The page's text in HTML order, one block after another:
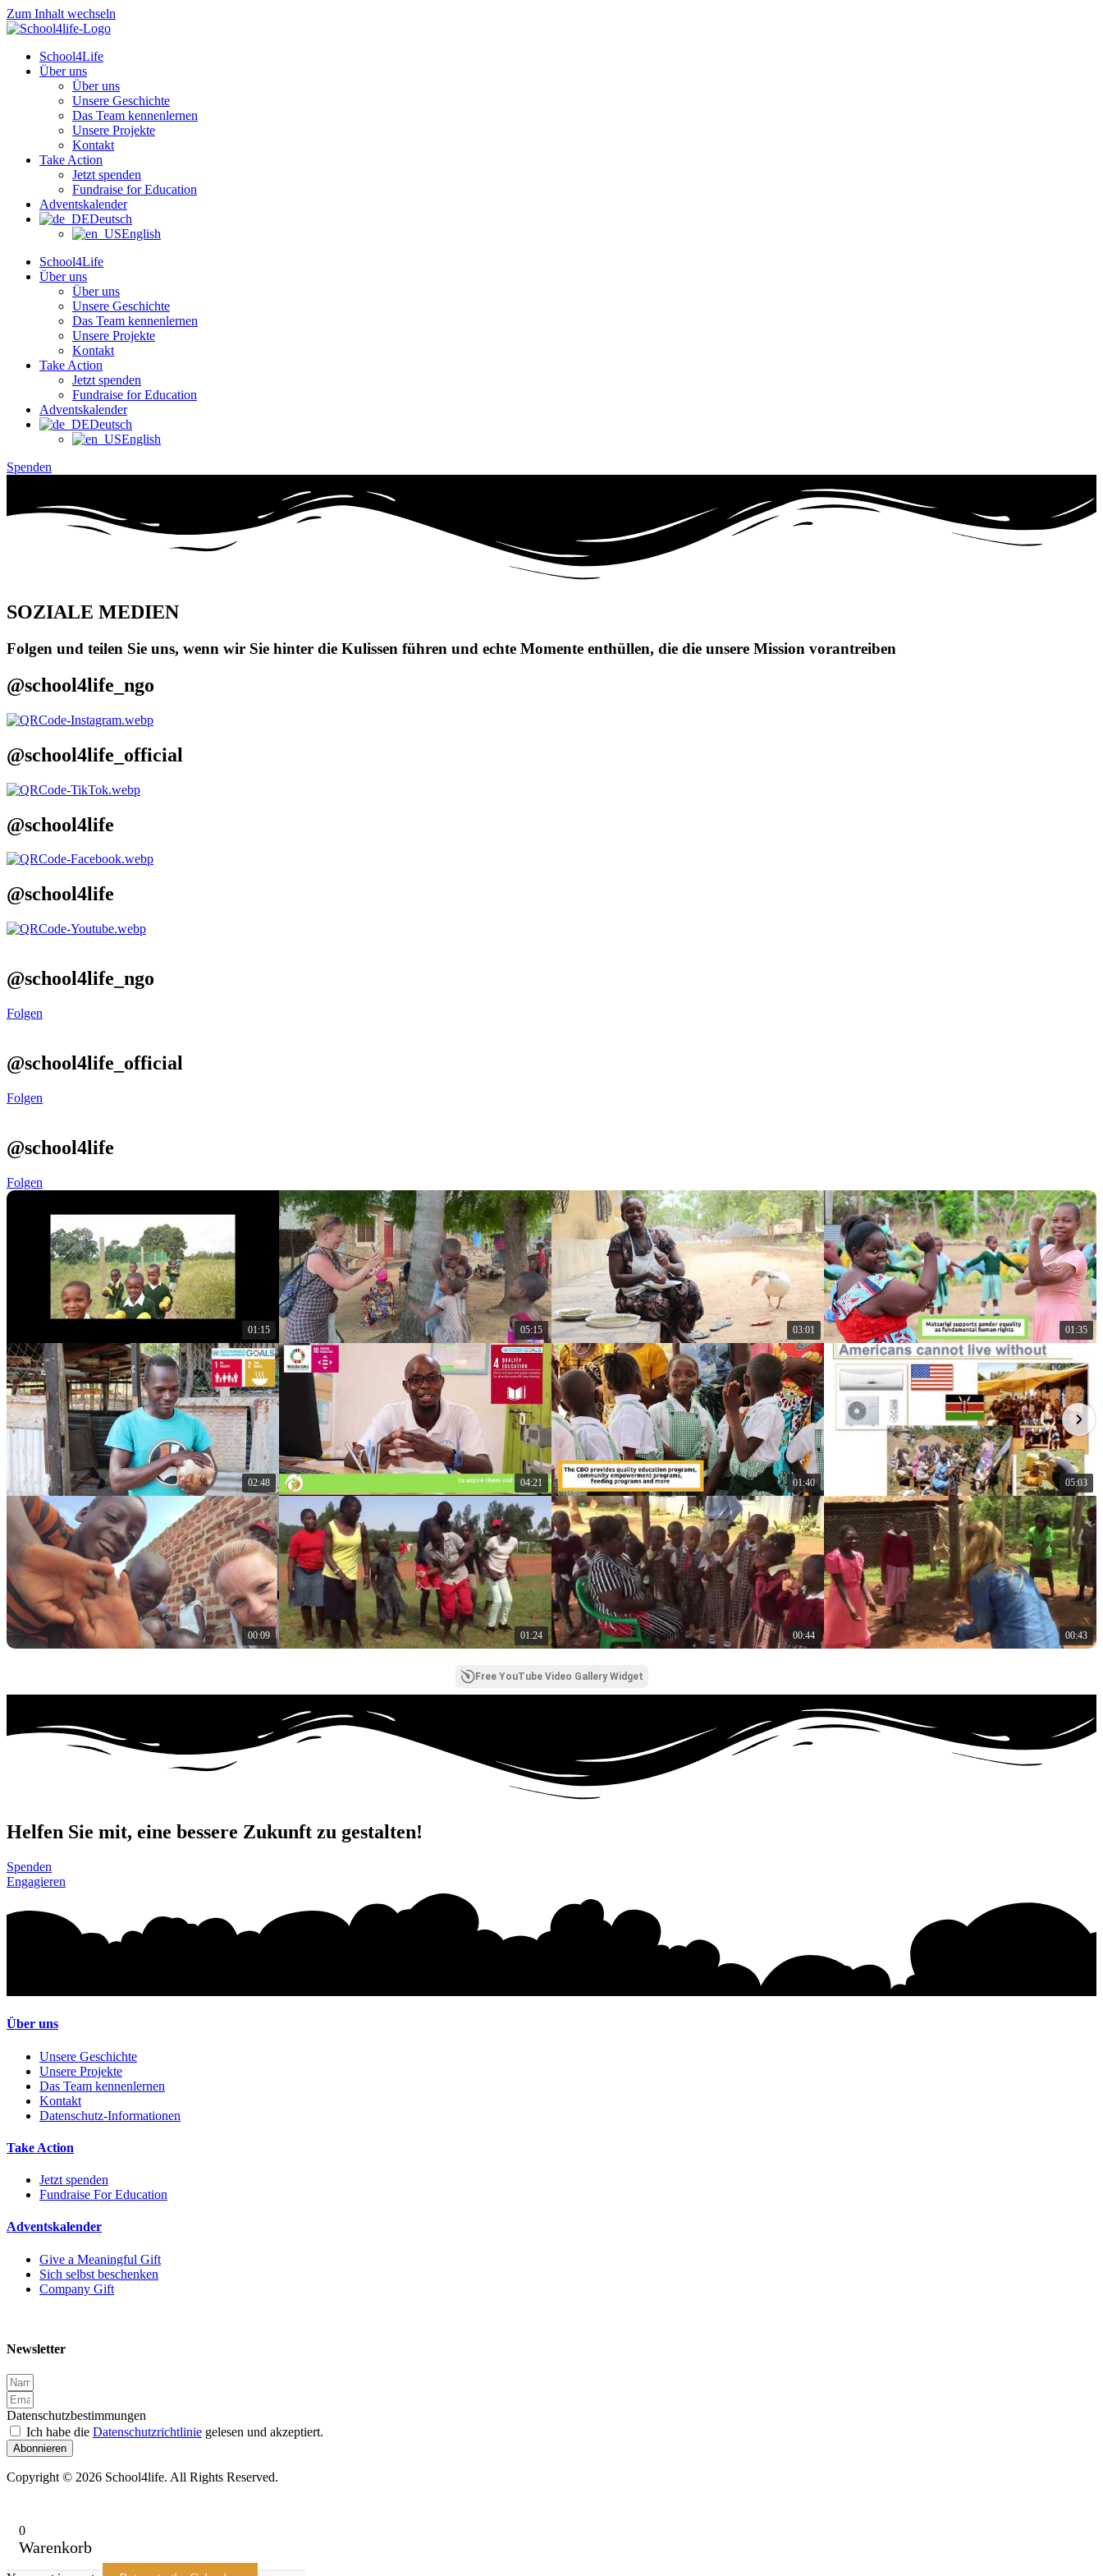
Zum Inhalt wechseln
School4Life
Über uns
Über uns
Unsere Geschichte
Das Team kennenlernen
Unsere Projekte
Kontakt
Take Action
Jetzt spenden
Fundraise for Education
Adventskalender
Deutsch
English
School4Life
Über uns
Über uns
Unsere Geschichte
Das Team kennenlernen
Unsere Projekte
Kontakt
Take Action
Jetzt spenden
Fundraise for Education
Adventskalender
Deutsch
English
Spenden
SOZIALE MEDIEN
Folgen und teilen Sie uns, wenn wir Sie hinter die Kulissen führen und echte Momente enthüllen, die die unsere Mission vorantreiben
@school4life_ngo
@school4life_official
@school4life
@school4life
@school4life_ngo
Folgen
@school4life_official
Folgen
@school4life
Folgen
01:15 05:15 03:01 01:35
02:48 04:21 01:40 05:03
00:09 01:24 00:44 00:43
Free YouTube Video Gallery Widget
Helfen Sie mit, eine bessere Zukunft zu gestalten!
Spenden
Engagieren
Über uns
Unsere Geschichte
Unsere Projekte
Das Team kennenlernen
Kontakt
Datenschutz-Informationen
Take Action
Jetzt spenden
Fundraise For Education
Adventskalender
Give a Meaningful Gift
Sich selbst beschenken
Company Gift
Newsletter
Datenschutzbestimmungen
Ich habe die Datenschutzrichtlinie gelesen und akzeptiert.
Abonnieren
Copyright © 2026 School4life. All Rights Reserved.
0
Warenkorb